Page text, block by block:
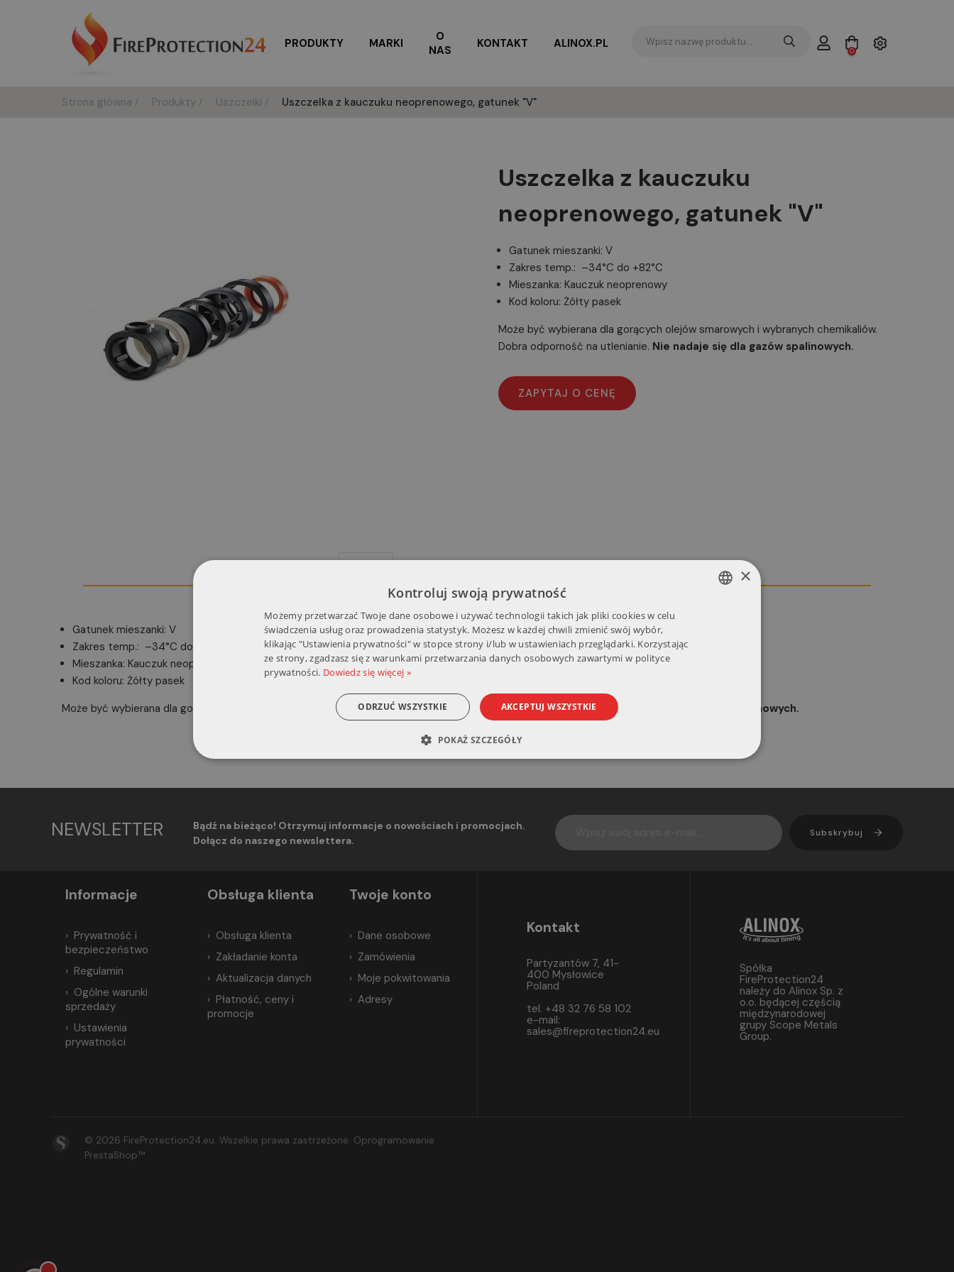
PRODUKTY MARKI
O
NAS
KONTAKT ALINOX.PL
0
Strona główna Produkty Uszczelki Uszczelka z kauczuku neoprenowego, gatunek "V"
Uszczelka z kauczuku
neoprenowego, gatunek "V"
Gatunek mieszanki: V
Zakres temp.: –34°C do +82°C
Mieszanka: Kauczuk neoprenowy
Kod koloru: Żółty pasek
Może być wybierana dla gorących olejów smarowych i wybranych chemikaliów.
Dobra odporność na utlenianie. Nie nadaje się dla gazów spalinowych.
Gatunek mieszanki: V
Zakres temp.: –34°C do +82°C
Mieszanka: Kauczuk neoprenowy
Kod koloru: Żółty pasek
Może być wybierana dla gorących olejów smarowych i wybranych chemikaliów. Dobra odporność na utlenianie.
Nie nadaje się dla gazów spalinowych.
NEWSLETTER
Bądź na bieżąco! Otrzymuj informacje o nowościach i promocjach.
Dołącz do naszego newslettera.
Subskrybuj
Informacje
Prywatność i
bezpieczeństwo
Regulamin
Ogólne warunki
sprzedaży
Ustawienia
prywatności
Obsługa klienta
Obsługa klienta
Zakładanie konta
Aktualizacja danych
Płatność, ceny i
promocje
Twoje konto
Dane osobowe
Zamówienia
Moje pokwitowania
Adresy
Kontakt
Partyzantów 7, 41-
400 Mysłowice
Poland
tel. +48 32 76 58 102
e-mail:
sales@fireprotection24.eu
Spółka
FireProtection24
należy do Alinox Sp. z
o.o. będącej częścią
międzynarodowej
grupy Scope Metals
Group.
© 2026 FireProtection24.eu. Wszelkie prawa zastrzeżone. Oprogramowanie
PrestaShop™
×
Kontroluj swoją prywatność
Możemy przetwarzać Twoje dane osobowe i używać technologii takich jak pliki cookies w celu
świadczenia usług oraz prowadzenia statystyk. Możesz w każdej chwili zmienić swój wybór,
klikając "Ustawienia prywatności" w stopce strony i/lub w ustawieniach przeglądarki. Korzystając
ze strony, zgadzasz się z warunkami przetwarzania danych osobowych zawartymi w polityce
prywatności. Dowiedz się więcej »
AKCEPTUJ WSZYSTKIE
ODRZUĆ WSZYSTKIE
POKAŻ SZCZEGÓŁY